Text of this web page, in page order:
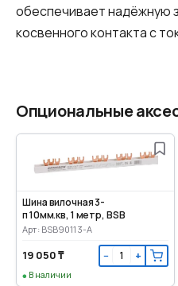
обеспечивает надёжную
косвенного контакта с
Опциональные
Шина вилочная 3-
п 10мм.кв, 1 метр, BSB
Арт: BSB90113-A
19 050 ₸ − +
В наличии